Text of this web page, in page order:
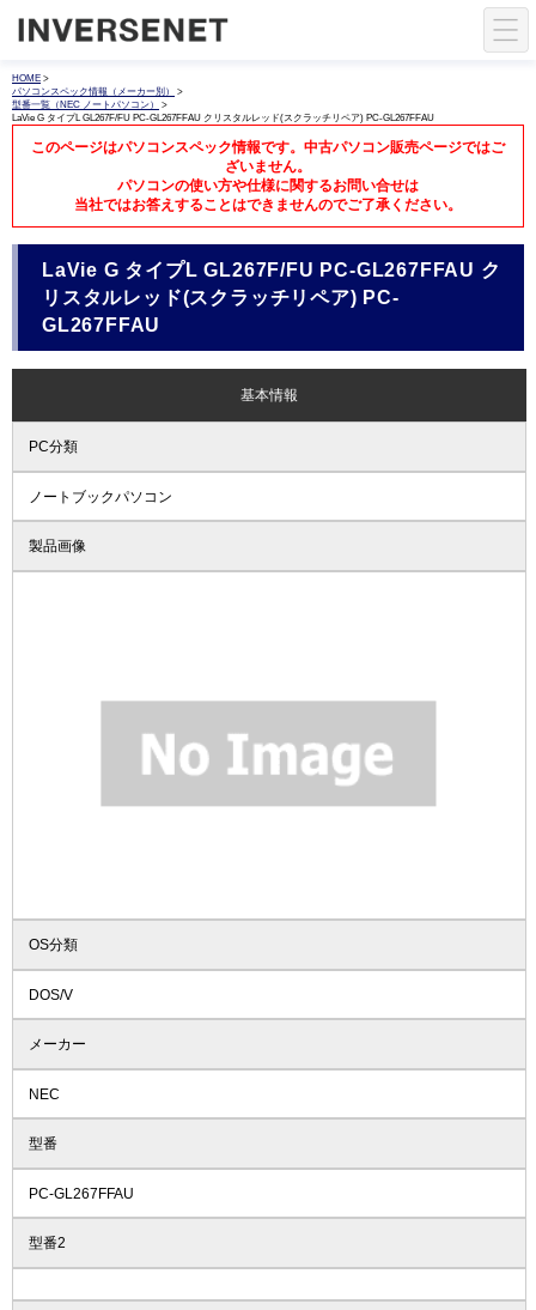
HOME >
パソコンスペック情報（メーカー別）
>
型番一覧（NEC ノートパソコン）
>
LaVie G タイプL GL267F/FU PC-GL267FFAU クリスタルレッド(スクラッチリペア) PC-GL267FFAU
このページはパソコンスペック情報です。中古パソコン販売ページではご
ざいません。
パソコンの使い方や仕様に関するお問い合せは
当社ではお答えすることはできませんのでご了承ください。
LaVie G タイプL GL267F/FU PC-GL267FFAU ク
リスタルレッド(スクラッチリペア) PC-
GL267FFAU
基本情報
PC分類
ノートブックパソコン
製品画像
OS分類
DOS/V
メーカー
NEC
型番
PC-GL267FFAU
型番2